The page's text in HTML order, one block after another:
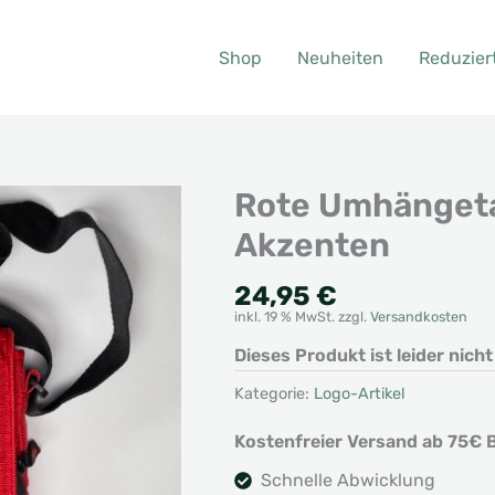
Shop Neuheiten
Rote
Akzenten
24,95 €
inkl. 19 % MwSt. zzgl. Versandkosten
Dieses Produkt ist leider
Kategorie: Logo-Artikel
Kostenfreier Versand ab 75€
Schnelle Abwicklung